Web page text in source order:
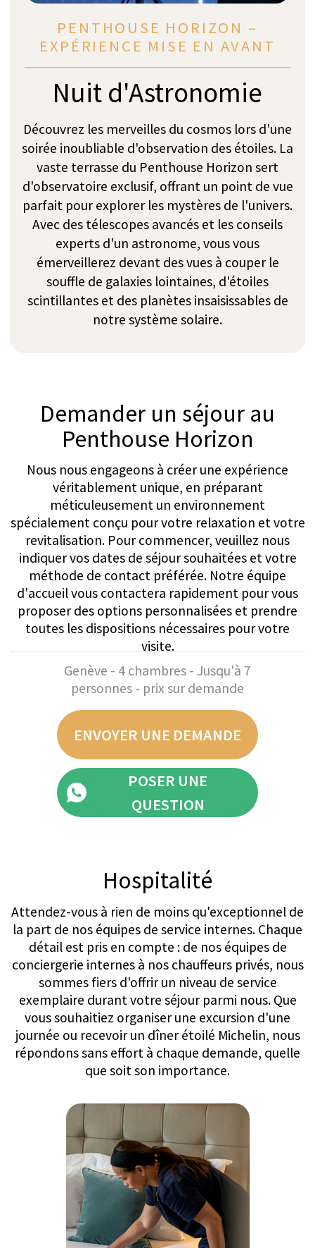
Profitez d'un transport fluide tout au long de
votre séjour grâce à notre service de chauffeur
professionnel interne, disponible 24 heures sur 24.
Notre équipe dédiée opère une flotte de véhicules
Mercedes spacieux et de limousines, prêts à vous
emmener partout où votre itinéraire l'exige. Pour
des liaisons plus rapides, nous pouvons également
organiser des transferts en hélicoptère vers des
villes ou des stations de montagne proches telles
que Milan, Locarno, Gstaad, St Moritz et Zermatt.
Transport VIP
Nos majordomes sont une équipe soigneusement
sélectionnée, choisie spécifiquement pour leurs
standards de service exceptionnels et leur
discrétion innée. Ces spécialistes de l'hospitalité
internes possèdent une connaissance intime de
votre villa privée et sont disponibles 24h/24 pour
s'assurer que chaque détail de votre séjour est
géré à la perfection. Leur expertise s'étend à la
gestion de la livraison quotidienne de vos journaux
et magazines.
Majordome
Chef Privé
Nous sommes ravis de proposer des chefs privés
étoilés Michelin dans toutes nos propriétés, vous
offrant des expériences culinaires inégalées
directement chez vous. Célébrés pour leur
expertise et titulaires de la certification BIO-R®,
nos chefs sont aptes à s'adapter aux divers
besoins alimentaires et goûts individuels avec
précision. En complément de leur travail, des
pâtissiers experts créent une sélection alléchante
de délices. Des opportunités de masterclasses de
Conciergerie
Découvrez la distinction de notre service de
conciergerie interne Clefs d'Or, un gage de notre
et un vaste réseau à travers la région. Disponibles
tout au long de votre séjour, ils se consacrent à
organiser chaque détail que vous pourriez désirer,
des activités quotidiennes et événements privés à
l'élaboration d'« Expériences Inoubliables »
véritablement mémorables.